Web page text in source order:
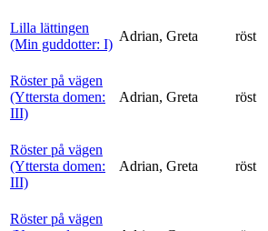
Lilla lättingen
(Min guddotter: I)
Adrian, Greta röst
Röster på vägen
(Yttersta domen:
III)
Adrian, Greta röst
Röster på vägen
(Yttersta domen:
III)
Adrian, Greta röst
Röster på vägen